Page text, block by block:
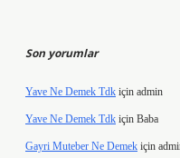
Son yorumlar
Yave Ne Demek Tdk için admin
Yave Ne Demek Tdk için Baba
Gayri Muteber Ne Demek için